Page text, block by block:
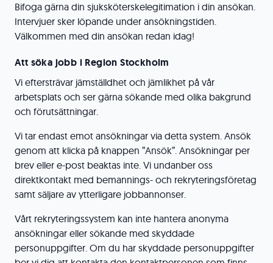
Bifoga gärna din sjuksköterskelegitimation i din ansökan.
Intervjuer sker löpande under ansökningstiden.
Välkommen med din ansökan redan idag!
Att söka jobb i Region Stockholm
Vi eftersträvar jämställdhet och jämlikhet på vår
arbetsplats och ser gärna sökande med olika bakgrund
och förutsättningar.
Vi tar endast emot ansökningar via detta system. Ansök
genom att klicka på knappen ”Ansök”. Ansökningar per
brev eller e-post beaktas inte. Vi undanber oss
direktkontakt med bemannings- och rekryteringsföretag
samt säljare av ytterligare jobbannonser.
Vårt rekryteringssystem kan inte hantera anonyma
ansökningar eller sökande med skyddade
personuppgifter. Om du har skyddade personuppgifter